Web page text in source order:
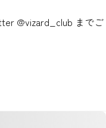
@vizard_club までご